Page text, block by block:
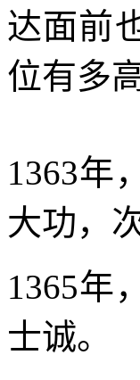
达面前
位有多高
1363年
大功，
1365年
士诚。